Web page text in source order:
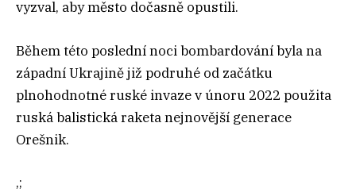
vyzval, aby město dočasně opustili.
Během této poslední noci bombardování byla na
západní Ukrajině již podruhé od začátku
plnohodnotné ruské invaze v únoru 2022 použita
ruská balistická raketa nejnovější generace
Orešnik.
‚;